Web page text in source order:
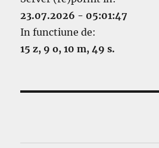
23.07.2026 - 05:01:47
In functiune de:
15 z, 9 o, 10 m, 49 s.